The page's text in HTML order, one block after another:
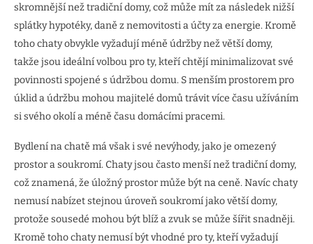
skromnější než tradiční domy, což může mít za následek nižší
splátky hypotéky, daně z nemovitosti a účty za energie. Kromě
toho chaty obvykle vyžadují méně údržby než větší domy,
takže jsou ideální volbou pro ty, kteří chtějí minimalizovat své
povinnosti spojené s údržbou domu. S menším prostorem pro
úklid a údržbu mohou majitelé domů trávit více času užíváním
si svého okolí a méně času domácími pracemi.
Bydlení na chatě má však i své nevýhody, jako je omezený
prostor a soukromí. Chaty jsou často menší než tradiční domy,
což znamená, že úložný prostor může být na ceně. Navíc chaty
nemusí nabízet stejnou úroveň soukromí jako větší domy,
protože sousedé mohou být blíž a zvuk se může šířit snadněji.
Kromě toho chaty nemusí být vhodné pro ty, kteří vyžadují